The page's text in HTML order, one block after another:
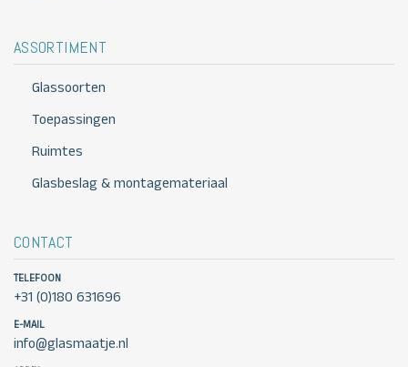
ASSORTIMENT
Glassoorten
Toepassingen
Ruimtes
Glasbeslag & montagemateriaal
CONTACT
TELEFOON
+31 (0)180 631696
E-MAIL
info@glasmaatje.nl